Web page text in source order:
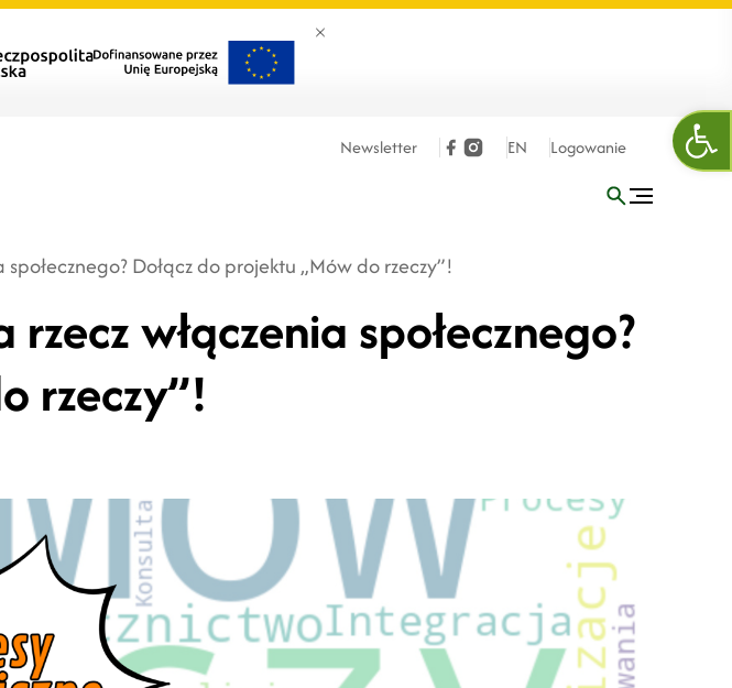
Zamknij banner
Newsletter EN Logowanie
Dołącz do projektu „Mów do rzeczy”!
włączenia społecznego?
rzeczy”!